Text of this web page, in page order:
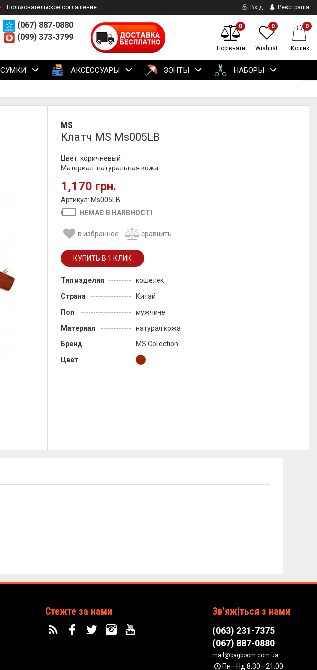
Пользовательское соглашение Вхід Реєстрація
(067) 887-0880
(099) 373-3799
0
Порівняти
0
Wishlist
0
Кошик
СУМКИ АКСЕССУАРЫ ЗОНТЫ НАБОРЫ
MS
Клатч MS Ms005LB
Цвет: коричневый
Материал: натуральная кожа
1,170 грн.
Артикул: Ms005LB
НЕМАЄ В НАЯВНОСТІ
в избранное сравнить
Тип изделия
кошелек
Страна
Китай
Пол
мужчине
Материал
натурал кожа
Бренд
MS Collection
Цвет
Стежте за нами Зв'яжіться з нами
(063) 231-7375
(067) 887-0880
mail@bagboom.com.ua
Пн—Нд 8:30—21:00